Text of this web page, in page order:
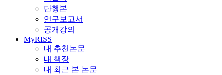
단행본
연구보고서
공개강의
MyRISS
내 추천논문
내 책장
내 최근 본 논문